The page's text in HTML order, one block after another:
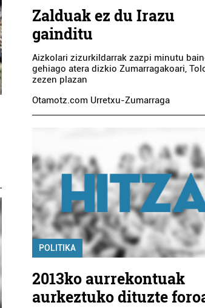
Zalduak ez du Irazu
gainditu
Aizkolari zizurkildarrak zazpi minutu
gehiago atera dizkio Zumarragakoari,
zezen plazan
Otamotz.com Urretxu-Zumarraga
POLITIKA
2013ko aurrekontuak
aurkeztuko dituzte